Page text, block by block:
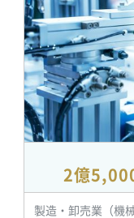
2億
製造・卸売業（機